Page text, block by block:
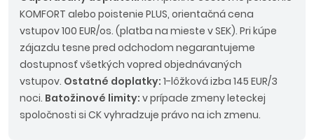
KOMFORT alebo poistenie PLUS, orientačná cena
vstupov 100 EUR/os. (platba na mieste v SEK). Pri kúpe
zájazdu tesne pred odchodom negarantujeme
dostupnosť všetkých vopred objednávaných
vstupov. Ostatné doplatky: 1-lôžková izba 145 EUR/3
noci. Batožinové limity: v prípade zmeny leteckej
spoločnosti si CK vyhradzuje právo na ich zmenu.